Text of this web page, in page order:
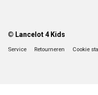
© Lancelot 4 Kids
Service Retourneren Cookie